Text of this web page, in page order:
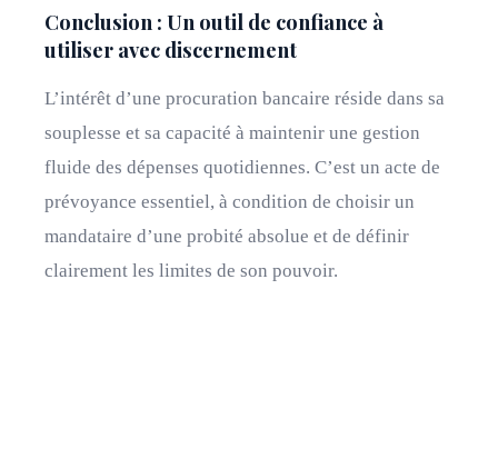
Conclusion : Un outil de confiance à
utiliser avec discernement
L’intérêt d’une procuration bancaire réside dans sa
souplesse et sa capacité à maintenir une gestion
fluide des dépenses quotidiennes. C’est un acte de
prévoyance essentiel, à condition de choisir un
mandataire d’une probité absolue et de définir
clairement les limites de son pouvoir.